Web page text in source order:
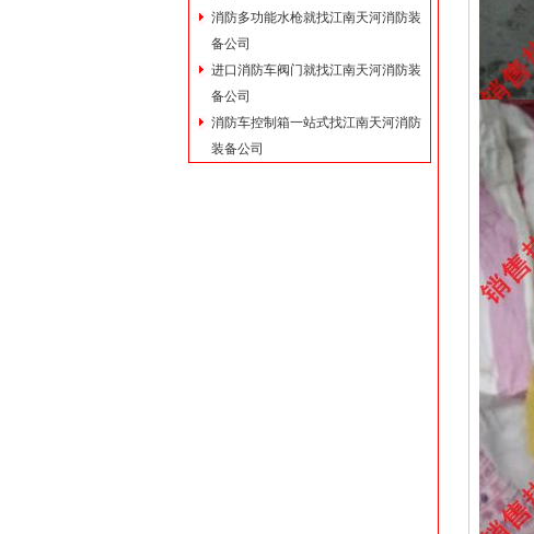
消防多功能水枪就找江南天河消防装
备公司
进口消防车阀门就找江南天河消防装
备公司
消防车控制箱一站式找江南天河消防
装备公司